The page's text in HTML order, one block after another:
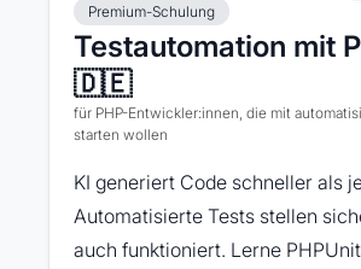
Premium-Schulung
Testautomation mit
🇩🇪
für PHP-Entwickler:innen, die mit
starten wollen
KI generiert Code schneller als
Automatisierte Tests stellen
auch funktioniert. Lerne